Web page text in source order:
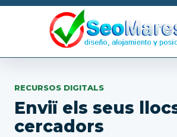
RECURSOS DIGITALS
Enviï els seus
cercadors